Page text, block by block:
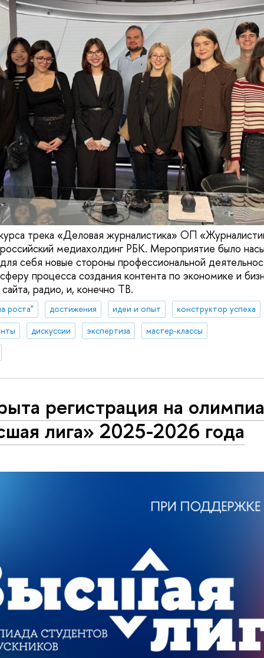
трека «Деловая журналистика» ОП
медиахолдинг РБК. Мероприятие было
себя новые стороны профессиональной
процесса создания контента по экономике и
радио, и, конечно ТВ.
роста" достижения идеи и опыт
конструктор успеха
дискуссии экспертиза мастер-классы
регистрация на
лига» 2025-2026 года